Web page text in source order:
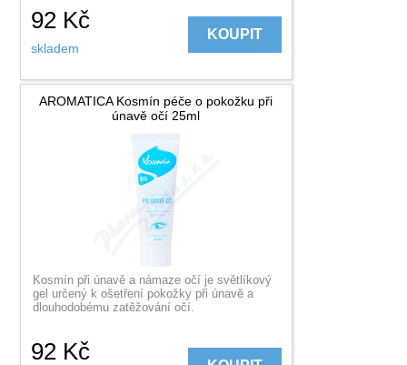
92 Kč
skladem
KOUPIT
AROMATICA Kosmín péče o pokožku při
únavě očí 25ml
Kosmín při únavě a námaze očí je světlíkový
gel určený k ošetření pokožky při únavě a
dlouhodobému zatěžování očí.
92 Kč